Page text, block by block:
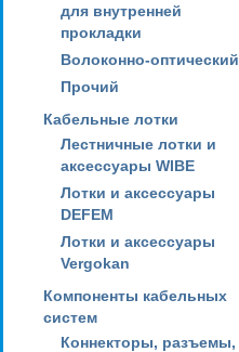
для внутренней
прокладки
Волоконно-оптический
Прочий
Кабельные лотки
Лестничные лотки и
аксессуары WIBE
Лотки и аксессуары
DEFEM
Лотки и аксессуары
Vergokan
Компоненты кабельных
систем
Коннекторы, разъемы,